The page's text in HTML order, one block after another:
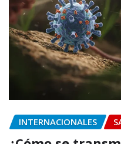
INTERNACIONALES